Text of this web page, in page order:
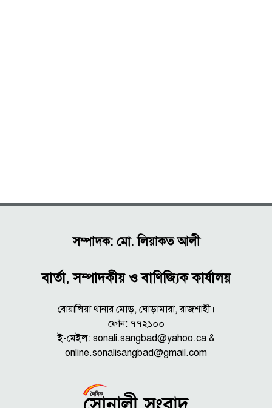
সম্পাদক: মো. লিয়াকত আলী
বার্তা, সম্পাদকীয় ও বাণিজ্যিক কার্যালয়
বোয়ালিয়া থানার মোড়, ঘোড়ামারা, রাজশাহী।
ফোন: ৭৭২১০০
ই-মেইল: sonali.sangbad@yahoo.ca &
online.sonalisangbad@gmail.com